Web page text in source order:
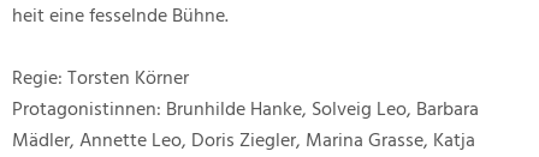
heit eine fesselnde Bühne.
Regie: Torsten Körner
Protagonistinnen: Brunhilde Hanke, Solveig Leo, Barbara
Mädler, Annette Leo, Doris Ziegler, Marina Grasse, Katja